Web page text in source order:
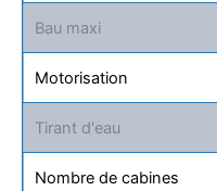
Bau maxi
Motorisation
Tirant d'eau
Nombre de cabines